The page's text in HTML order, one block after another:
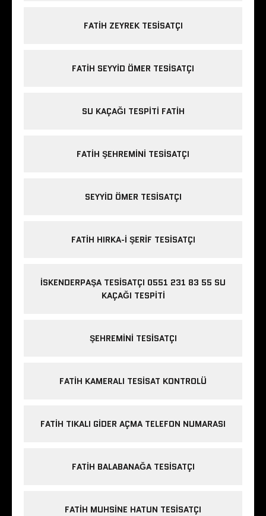
FATIH ZEYREK TESISATÇI
FATIH SEYYID ÖMER TESISATÇI
SU KAÇAĞI TESPITI FATIH
FATIH ŞEHREMINI TESISATÇI
SEYYID ÖMER TESISATÇI
FATIH HIRKA-I ŞERIF TESISATÇI
İSKENDERPAŞA TESISATÇI 0551 231 83 55 SU
KAÇAĞI TESPITI
ŞEHREMINI TESISATÇI
FATIH KAMERALI TESISAT KONTROLÜ
FATIH TIKALI GIDER AÇMA TELEFON NUMARASI
FATIH BALABANAĞA TESISATÇI
FATIH MUHSINE HATUN TESISATÇI